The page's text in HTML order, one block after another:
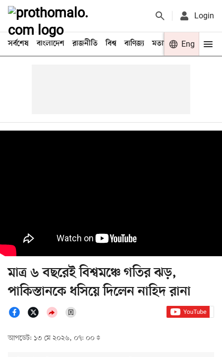
Login
সর্বশেষ বাংলাদেশ রাজনীতি বিশ্ব বাণিজ্য মতামত খেলা
Eng
মাত্র ৬ বছরেই বিশ্বমঞ্চে গতির ঝড়,
পাকিস্তানকে ধসিয়ে দিলেন নাহিদ রানা
আপডেট: ১৩ মে ২০২৬, ০৭: ০০